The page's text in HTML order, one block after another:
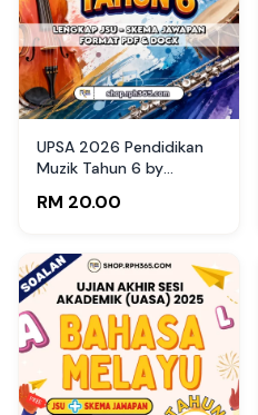
UPSA 2026 Pendidikan
Muzik Tahun 6 by
RM 20.00